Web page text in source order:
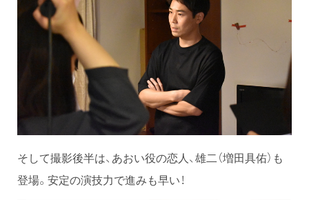
そして撮影後半は、あおい役の恋人、雄二（増田具佑）も
登場。安定の演技力で進みも早い！